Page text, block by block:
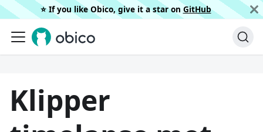
⭐️ If you like Obico, give it a star on GitHub
Klipper